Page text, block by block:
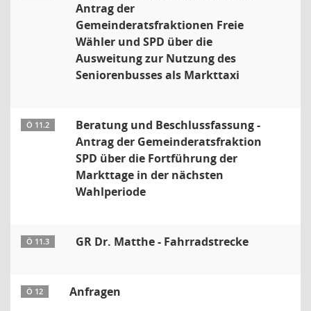
Antrag der
Gemeinderatsfraktionen Freie
Wähler und SPD über die
Ausweitung zur Nutzung des
Seniorenbusses als Markttaxi
Ö 11.2
Beratung und Beschlussfassung -
Antrag der Gemeinderatsfraktion
SPD über die Fortführung der
Markttage in der nächsten
Wahlperiode
Ö 11.3 GR Dr. Matthe - Fahrradstrecke
Ö 12 Anfragen